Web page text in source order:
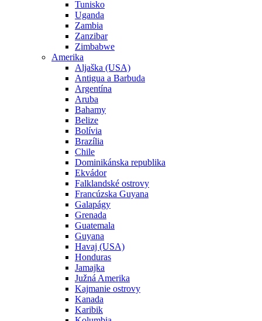
Tunisko
Uganda
Zambia
Zanzibar
Zimbabwe
Amerika
Aljaška (USA)
Antigua a Barbuda
Argentína
Aruba
Bahamy
Belize
Bolívia
Brazília
Chile
Dominikánska republika
Ekvádor
Falklandské ostrovy
Francúzska Guyana
Galapágy
Grenada
Guatemala
Guyana
Havaj (USA)
Honduras
Jamajka
Južná Amerika
Kajmanie ostrovy
Kanada
Karibik